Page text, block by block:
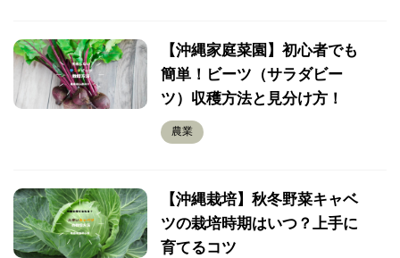
【沖縄家庭菜園】初心者でも
簡単！ビーツ（サラダビー
ツ）収穫方法と見分け方！
農業
【沖縄栽培】秋冬野菜キャベ
ツの栽培時期はいつ？上手に
育てるコツ